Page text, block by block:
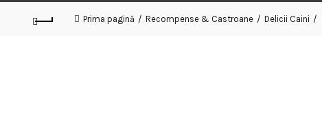
Prima pagină Recompense & Castroane Delicii Caini